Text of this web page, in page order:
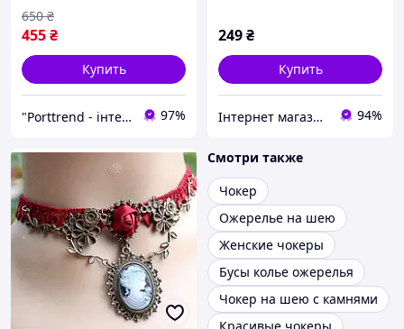
455₴
650 ₴
Купить
"Porttrend - інтернет магазин приємних подарунків" 97%
249₴
Купить
Інтернет магазин KupiPartu 94%
Смотри также
Чокер
Ожерелье на шею
Женские чокеры
Бусы колье ожерелья
Чокер на шею с камнями